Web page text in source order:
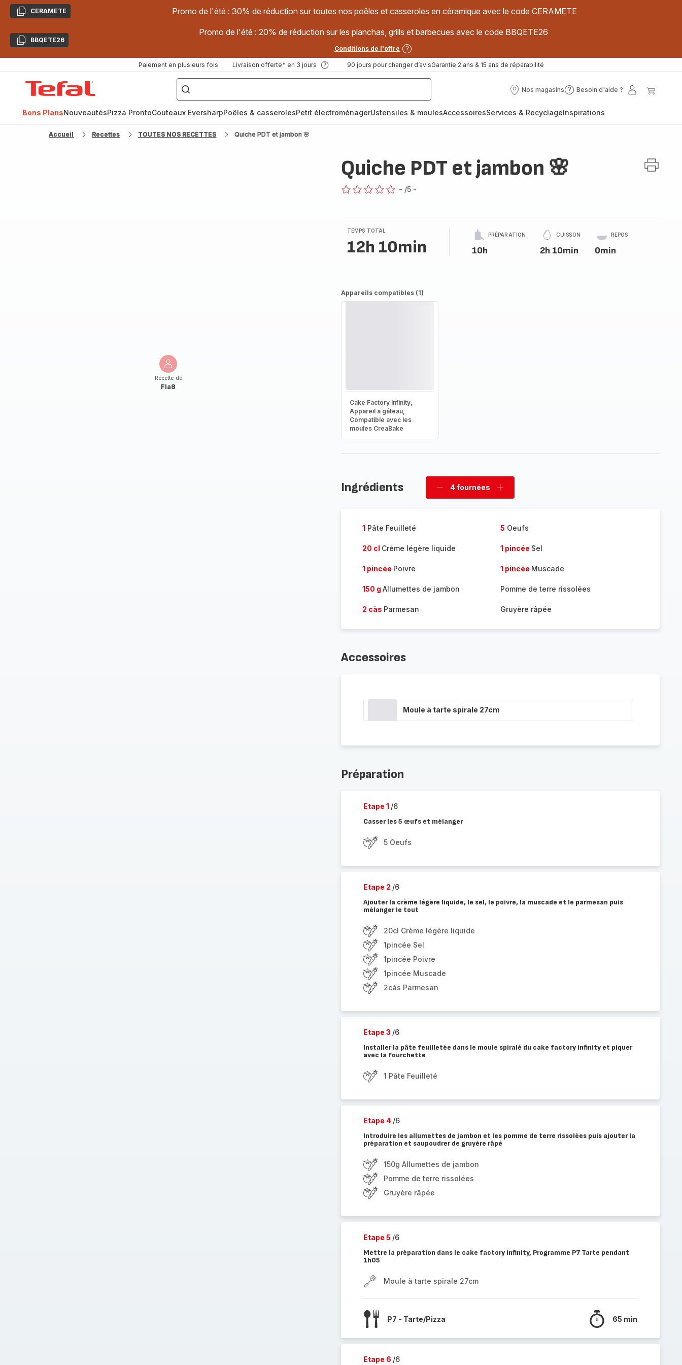
CopierCERAMETE Promo de l'été : 30% de réduction sur toutes nos poêles et casseroles en céramique avec le code CERAMETE
CopierBBQETE26
Promo de l'été : 20% de réduction sur les planchas, grills et barbecues avec le code BBQETE26
Conditions de l'offre
Paiement en plusieurs fois Livraison offerte* en 3 jours 90 jours pour changer d’avisGarantie 2 ans & 15 ans de réparabilité
["Poêles
inox,
Cake
Factory,
Nos magasins
Nos
Besoin d'aide ?
Besoin
?
Mon
Bons PlansNouveautésPizza ProntoCouteaux EversharpPoêles & casserolesPetit électroménagerUstensiles & moulesAccessoiresServices & RecyclageInspirations
Accueil Recettes TOUTES NOS RECETTES Quiche PDT et jambon 🌸
Recette de
Fla8
Quiche PDT et jambon 🌸
- /5 -
TEMPS TOTAL
12h 10min
PRÉPARATION
10h
CUISSON
2h 10min
REPOS
0min
Appareils compatibles (1)
Cake Factory Infinity,
Appareil à gâteau,
Compatible avec les
moules CreaBake
Ingrédients
Supprimer
4 fournées
Ajouter
1 Pâte Feuilleté 5 Oeufs
20 cl Crème légère liquide 1 pincée Sel
1 pincée Poivre 1 pincée Muscade
150 g Allumettes de jambon Pomme de terre rissolées
2 càs Parmesan Gruyère râpée
Accessoires
Moule à tarte spirale 27cm
Préparation
Etape 1 /6
Casser les 5 œufs et mélanger
5 Oeufs
Etape 2 /6
Ajouter la crème légère liquide, le sel, le poivre, la muscade et le parmesan puis
mélanger le tout
20cl Crème légère liquide
1pincée Sel
1pincée Poivre
1pincée Muscade
2càs Parmesan
Etape 3 /6
Installer la pâte feuilletée dans le moule spiralé du cake factory infinity et piquer
avec la fourchette
1 Pâte Feuilleté
Etape 4 /6
Introduire les allumettes de jambon et les pomme de terre rissolées puis ajouter la
préparation et saupoudrer de gruyère râpé
150g Allumettes de jambon
Pomme de terre rissolées
Gruyère râpée
Etape 5 /6
Mettre la préparation dans le cake factory infinity, Programme P7 Tarte pendant
1h05
Moule à tarte spirale 27cm
P7 - Tarte/Pizza 65 min
Etape 6 /6